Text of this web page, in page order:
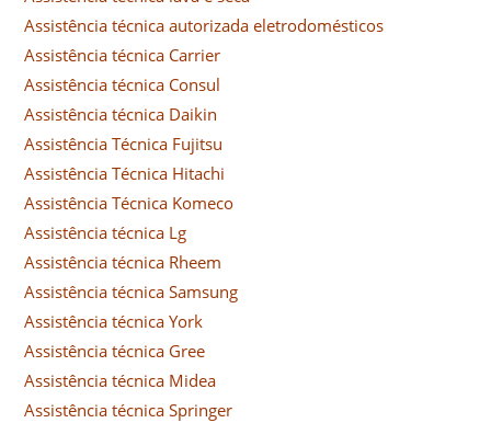
Assistência técnica autorizada eletrodomésticos
Assistência técnica Carrier
Assistência técnica Consul
Assistência técnica Daikin
Assistência Técnica Fujitsu
Assistência Técnica Hitachi
Assistência Técnica Komeco
Assistência técnica Lg
Assistência técnica Rheem
Assistência técnica Samsung
Assistência técnica York
Assistência técnica Gree
Assistência técnica Midea
Assistência técnica Springer